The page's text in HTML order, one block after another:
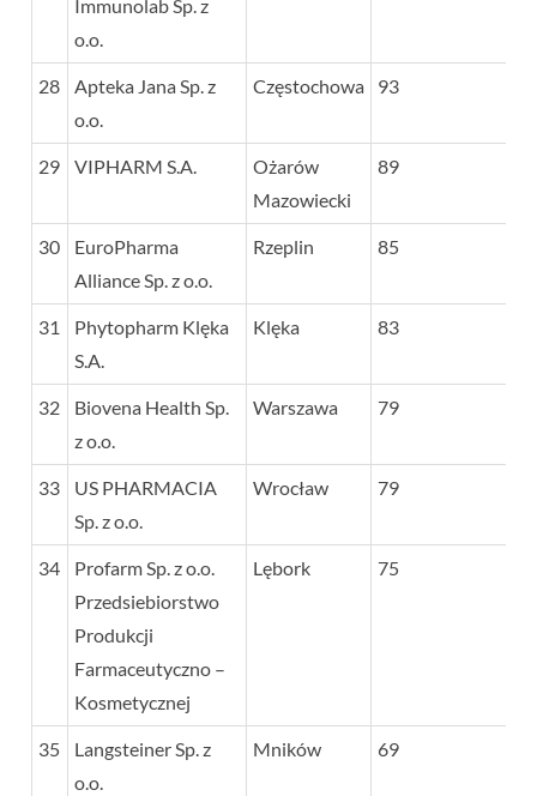
Immunolab Sp. z
o.o.
28
Apteka Jana Sp. z
o.o.
Częstochowa 93
29 VIPHARM S.A.
Ożarów
Mazowiecki
89
30
EuroPharma
Alliance Sp. z o.o.
Rzeplin 85
31
Phytopharm Klęka
S.A.
Klęka 83
32
Biovena Health Sp.
z o.o.
Warszawa 79
33
US PHARMACIA
Sp. z o.o.
Wrocław 79
34
Profarm Sp. z o.o.
Przedsiebiorstwo
Produkcji
Farmaceutyczno –
Kosmetycznej
Lębork 75
35
Langsteiner Sp. z
o.o.
Mników 69